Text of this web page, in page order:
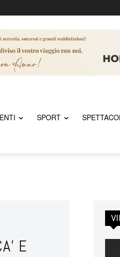
SPORT
E